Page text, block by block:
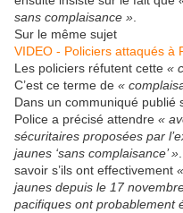
sans complaisance »
Sur le même sujet
VIDEO - Policiers attaqués à
Les policiers réfutent cette «
C’est ce terme de «
Dans un communiqué publié
Police a précisé attendre «
sécuritaires proposées par
jaunes ‘sans complaisance’ »
savoir s’ils ont effectivement
jaunes depuis le 17
pacifiques ont probablement